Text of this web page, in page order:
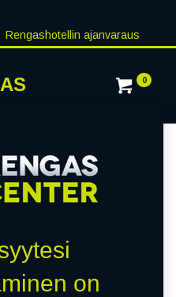
Rengashotellin ajanvaraus
0
on